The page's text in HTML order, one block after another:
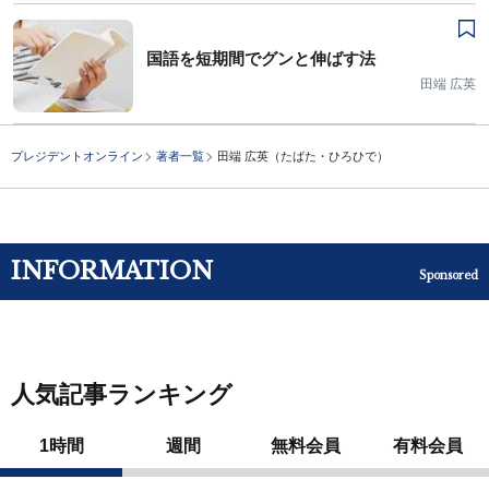
国語を短期間でグンと伸ばす法
田端 広英
プレジデントオンライン 著者一覧 田端 広英（たばた・ひろひで）
INFORMATION Sponsored
人気記事ランキング
1時間 週間 無料会員 有料会員